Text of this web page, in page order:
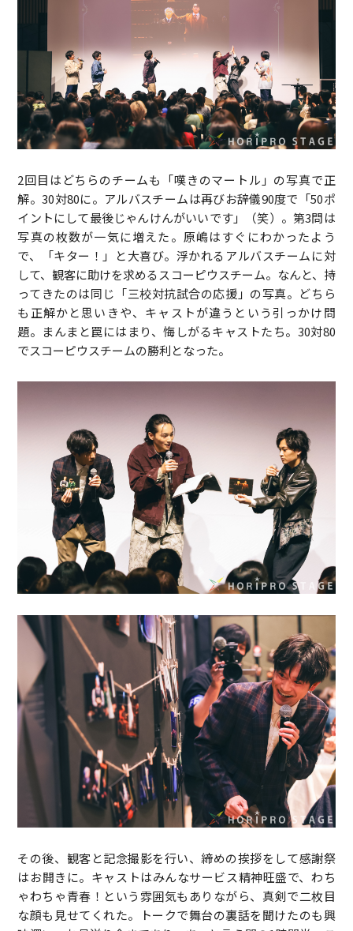
2回目はどちらのチームも「嘆きのマートル」の写真で正
解。30対80に。アルバスチームは再びお辞儀90度で「50ポ
イントにして最後じゃんけんがいいです」（笑）。第3問は
写真の枚数が一気に増えた。原嶋はすぐにわかったよう
で、「キター！」と大喜び。浮かれるアルバスチームに対
して、観客に助けを求めるスコーピウスチーム。なんと、持
ってきたのは同じ「三校対抗試合の応援」の写真。どちら
も正解かと思いきや、キャストが違うという引っかけ問
題。まんまと罠にはまり、悔しがるキャストたち。30対80
でスコーピウスチームの勝利となった。
その後、観客と記念撮影を行い、締めの挨拶をして感謝祭
はお開きに。キャストはみんなサービス精神旺盛で、わち
ゃわちゃ青春！という雰囲気もありながら、真剣で二枚目
な顔も見せてくれた。トークで舞台の裏話を聞けたのも興